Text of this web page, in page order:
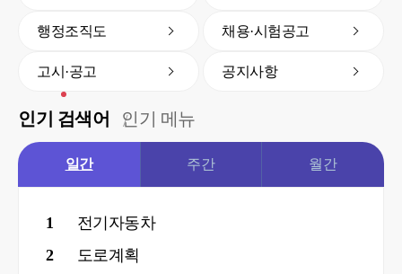
인기 검색어
일간
1
전기자동차
2
도로계획
주간 월간
인기 메뉴
행정조직도 채용·시험공고
고시·공고 공지사항